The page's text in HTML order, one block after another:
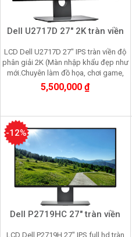
Dell U2717D 27" 2K tràn viền
LCD Dell U2717D 27" IPS tràn viền độ
phân giải 2K (Màn nhập khẩu đẹp như
mới.Chuyên làm đồ họa, chơi game,
nhìn lâu không mỏi mắt)
5,500,000 ₫
Dell P2719HC 27" tràn viền
LCD Dell P2719H 27" IPS full hd tràn
-12%